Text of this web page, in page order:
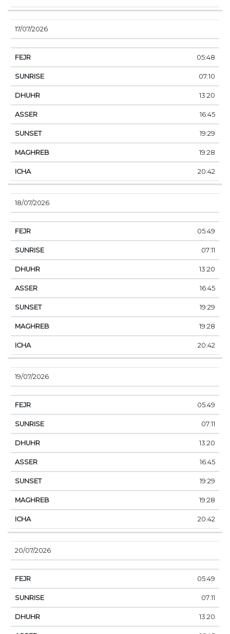
17/07/2026
05:48
07:10
13:20
16:45
19:29
19:28
20:42
18/07/2026
05:49
07:11
13:20
16:45
19:29
19:28
20:42
19/07/2026
05:49
07:11
13:20
16:45
19:29
19:28
20:42
20/07/2026
05:49
07:11
13:20